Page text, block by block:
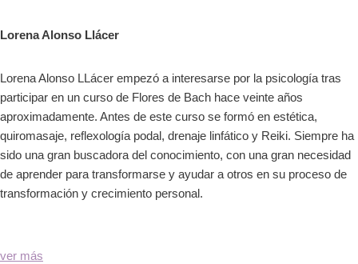
Lorena Alonso Llácer
Lorena Alonso LLácer empezó a interesarse por la psicología tras
participar en un curso de Flores de Bach hace veinte años
aproximadamente. Antes de este curso se formó en estética,
quiromasaje, reflexología podal, drenaje linfático y Reiki. Siempre ha
sido una gran buscadora del conocimiento, con una gran necesidad
de aprender para transformarse y ayudar a otros en su proceso de
transformación y crecimiento personal.
ver más